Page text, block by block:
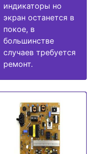
индикаторы но
экран останется в
покое, в
большинстве
случаев требуется
ремонт.